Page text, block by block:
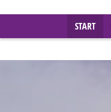
START